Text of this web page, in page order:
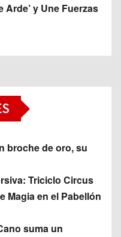
Arde’ y Une Fuerzas
broche de oro, su
Triciclo Circus
Magia en el Pabellón
suma un